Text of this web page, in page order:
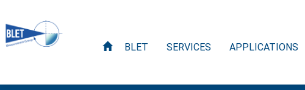
BLET SERVICES APPLICATIONS